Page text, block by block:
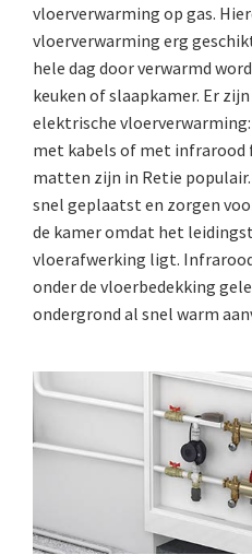
vloerverwarming op gas.
vloerverwarming erg
hele dag door verwarmd
keuken of slaapkamer. Er
elektrische
met kabels of met infrarood
matten zijn in Retie
snel geplaatst en zorgen
de kamer omdat het
vloerafwerking ligt.
onder de vloerbedekking
ondergrond al snel warm